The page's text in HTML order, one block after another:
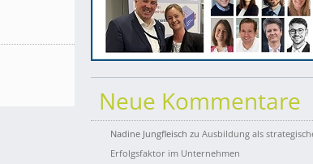
Neue Kommentare
Nadine Jungfleisch zu Ausbildung als
Erfolgsfaktor im Unternehmen